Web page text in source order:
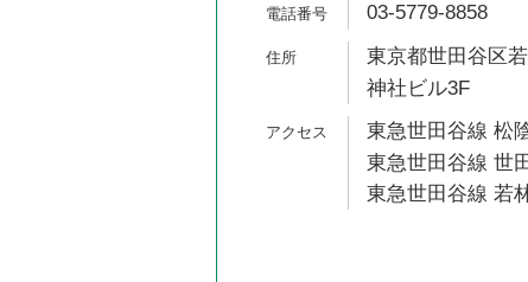
03-5779-8858
東京都世田谷区
神社ビル3F
東急世田谷線 松
東急世田谷線 世
東急世田谷線 若